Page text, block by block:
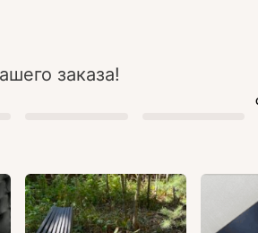
заказа!